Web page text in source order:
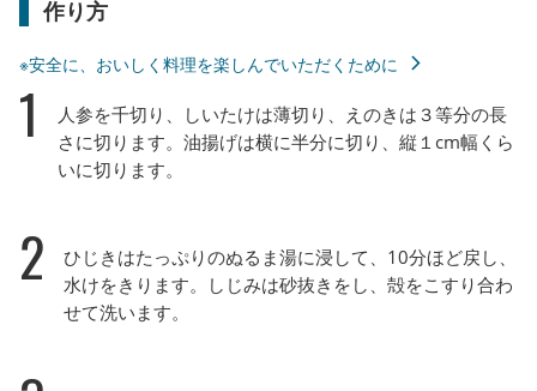
作り方
※安全に、おいしく料理を楽しんでいただくために
1
人参を千切り、しいたけは薄切り、えのきは３等分の長
さに切ります。油揚げは横に半分に切り、縦１cm幅くら
いに切ります。
2
ひじきはたっぷりのぬるま湯に浸して、10分ほど戻し、
水けをきります。しじみは砂抜きをし、殻をこすり合わ
せて洗います。